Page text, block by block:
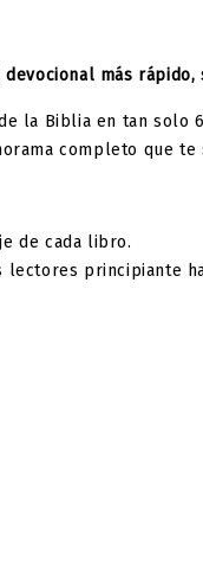
más
Biblia en tan solo
completo que te
de cada libro.
lectores principiante